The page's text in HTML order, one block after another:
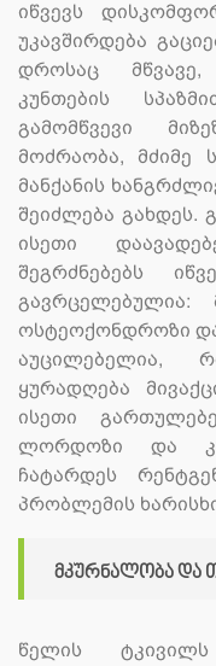
იწვევს
უკავშირდება
დროსაც მწვავე,
კუნთების
გამომწვევი
მოძრაობა, მძიმე
მანქანის
შეიძლება გახდეს.
ისეთი
შეგრძნებებს
გავრცელებულია:
ოსტეოქონდროზი
აუცილებელია,
ყურადღება
ისეთი
ლორდოზი და
ჩატარდეს
პრობლემის
მკურნალობა და
წელის